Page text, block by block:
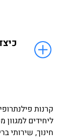
קרנות
ליחידים
חינוך, שירותי